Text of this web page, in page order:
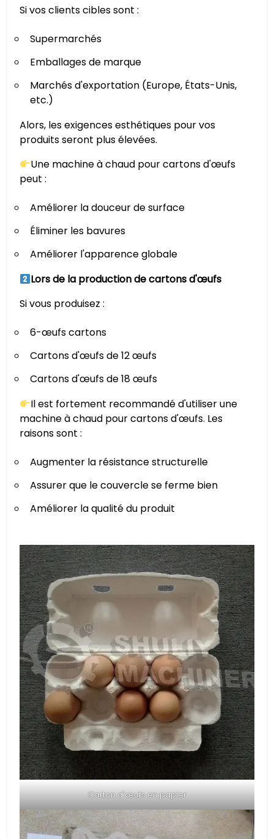
Si vos clients cibles sont :
Supermarchés
Emballages de marque
Marchés d'exportation (Europe, États-Unis,
etc.)
Alors, les exigences esthétiques pour vos
produits seront plus élevées.
Une machine à chaud pour cartons d'œufs
peut :
Améliorer la douceur de surface
Éliminer les bavures
Améliorer l'apparence globale
Lors de la production de cartons d'œufs
Si vous produisez :
6-œufs cartons
Cartons d'œufs de 12 œufs
Cartons d'œufs de 18 œufs
Il est fortement recommandé d'utiliser une
machine à chaud pour cartons d'œufs. Les
raisons sont :
Augmenter la résistance structurelle
Assurer que le couvercle se ferme bien
Améliorer la qualité du produit
Carton d'œufs en papier